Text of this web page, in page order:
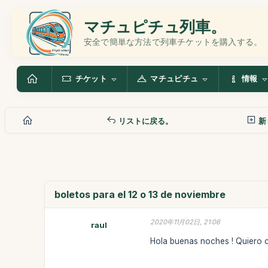
マチュピチュ列車。
安全で簡単な方法で列車チケットを購入する。
チケット マチュピチュ 情報
リストに戻る。 新
boletos para el 12 o 13 de noviembre
raul 2020年11月02日, 21:06
Hola buenas noches ! Quiero